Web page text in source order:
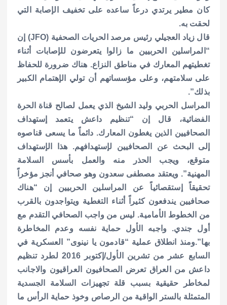
كان مطير يرتدي درعاً ساعده على تخفيف الإصابة التي
لحقت به.
قال زياد العجيلي رئيس مرصد الحريات الصحفية (JFO) إن
“المراسلين الحربيين ما زالوا يتعرضون للإصابات أثناء
تغطيتهم المعارك في مناطق النزاع. هناك ضرورة للحفاظ
على سلامتهم، وعلى مؤسساتهم أن تولي الإهتمام الكبير
بذلك”.
المراسل الحربي وليد الشيخ الذي يعمل لصالح قناة الحرة
الفضائية، قال إن “تنظيم داعش يتعمد إستهداف
الصحافيين الذين يغطون المعارك. دائماً ما يسعى قناصوه
إلى البحث عن الصحافيين لإستهدافهم. هذا الإستهداف
متوقع، ويجب الحذر منه والعمل بأسس السلامة
المهنية”. ويعتقد مصطفى سعدون وهو صحافي أنجز مؤخراً
تحقيقاً إستقصائياً عن المراسلين الحربيين إن “هناك
صحافيين يندفعون كثيراً أثناء التغطية ويتواجدون بالقرب
من الخطوط الأمامية. ليس من واجب الصحافي التقدم مع
أول جندي. واجبه الأول حماية نفسه وعدم المخاطرة
بها”.ومنذ انطلاق عملية “قادمون يا نينوى” العسكرية في
السابع عشر من تشرين الأول/إكتوبر 2016 لطرد تنظيم
داعش من العراق تعرض الصحافيون العراقيون والاجانب
لمخاطر حقيقية بسبب قلة تجهيزات السلامة الجسدية
المتمثلة بالستر الواقية من الرصاص وخوذ حماية الرأس ما